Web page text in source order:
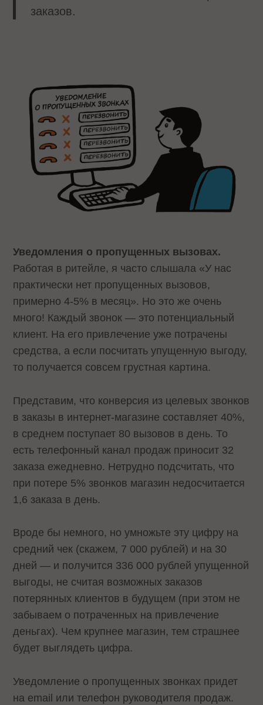
заказов.
Уведомления о пропущенных вызовах.
Работая в ритейле, я часто слышала «У нас
практически нет пропущенных вызовов,
примерно 4-5% в месяц». Но это же очень
много! Каждый звонок — это потенциальный
клиент. На его привлечение уже потрачены
средства, а если посчитать упущенную выгоду,
то получается совсем грустная картина.
Представим, что конверсия из целевых звонков
в заказы в интернет-магазине составляет 40%,
в среднем поступает 80 вызовов в день. То
есть телефонный канал продаж приносит 32
заказа ежедневно. Нетрудно подсчитать, что
при потере 5% звонков магазин недосчитается
1,6 заказа в день.
Вроде бы немного, но умножьте эту цифру на
средний чек (скажем, 7 000 рублей) и на 30
дней — и получится 336 000 рублей упущенной
выгоды, не считая возможных заказов
потерянных клиентов в будущем (при этом не
забываем о потраченных на привлечение
деньгах). Чем крупнее магазин, тем страшнее
будет выглядеть цифра.
Уведомление о пропущенных звонках придет
на email или телефон руководителя продаж.